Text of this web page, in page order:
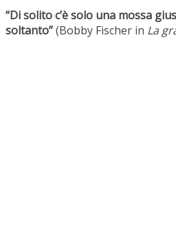
“Di solito c’è solo una mossa
soltanto”(Bobby Fischer in La